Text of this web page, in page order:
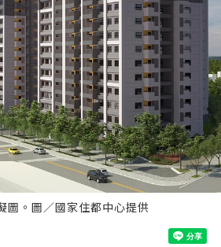
圖。圖／國家住都中心提供